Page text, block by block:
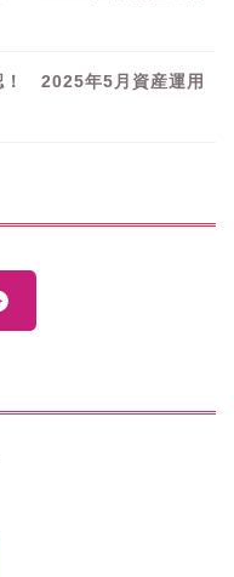
！ 2025年5月資産運用